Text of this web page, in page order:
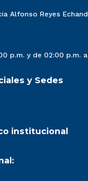
Alfonso Reyes
p.m. y de 02:00 p.m. a
y Sedes
institucional